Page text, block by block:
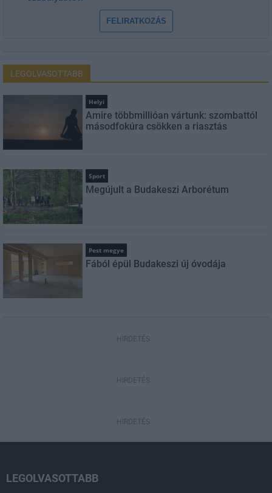
FELIRATKOZÁS
LEGOLVASOTTABB
Helyi
Amire többmillióan vártunk: szombattól
másodfokúra csökken a riasztás
Sport
Megújult a Budakeszi Arborétum
Pest megye
Fából épül Budakeszi új óvodája
HIRDETÉS
HIRDETÉS
HIRDETÉS
LEGOLVASOTTABB